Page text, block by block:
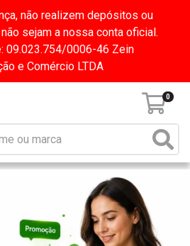
não realizem depósitos ou
sejam a nossa conta oficial.
09.023.754/0006-46 Zein
e Comércio LTDA
0